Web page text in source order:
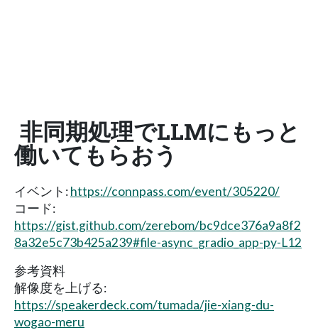
非同期処理でLLMにもっと
働いてもらおう
イベント:https://connpass.com/event/305220/
コード:
https://gist.github.com/zerebom/bc9dce376a9a8f2
8a32e5c73b425a239#file-async_gradio_app-py-L12
参考資料
解像度を上げる:
https://speakerdeck.com/tumada/jie-xiang-du-
wogao-meru